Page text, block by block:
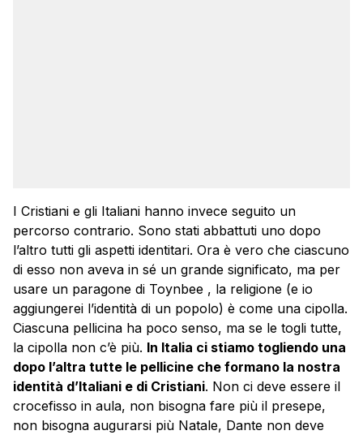
I Cristiani e gli Italiani hanno invece seguito un
percorso contrario. Sono stati abbattuti uno dopo
l’altro tutti gli aspetti identitari. Ora è vero che ciascuno
di esso non aveva in sé un grande significato, ma per
usare un paragone di Toynbee , la religione (e io
aggiungerei l’identità di un popolo) è come una cipolla.
Ciascuna pellicina ha poco senso, ma se le togli tutte,
la cipolla non c’è più. In Italia ci stiamo togliendo una
dopo l’altra tutte le pellicine che formano la nostra
identità d’Italiani e di Cristiani. Non ci deve essere il
crocefisso in aula, non bisogna fare più il presepe,
non bisogna augurarsi più Natale, Dante non deve